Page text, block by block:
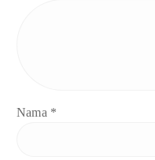
Nama *